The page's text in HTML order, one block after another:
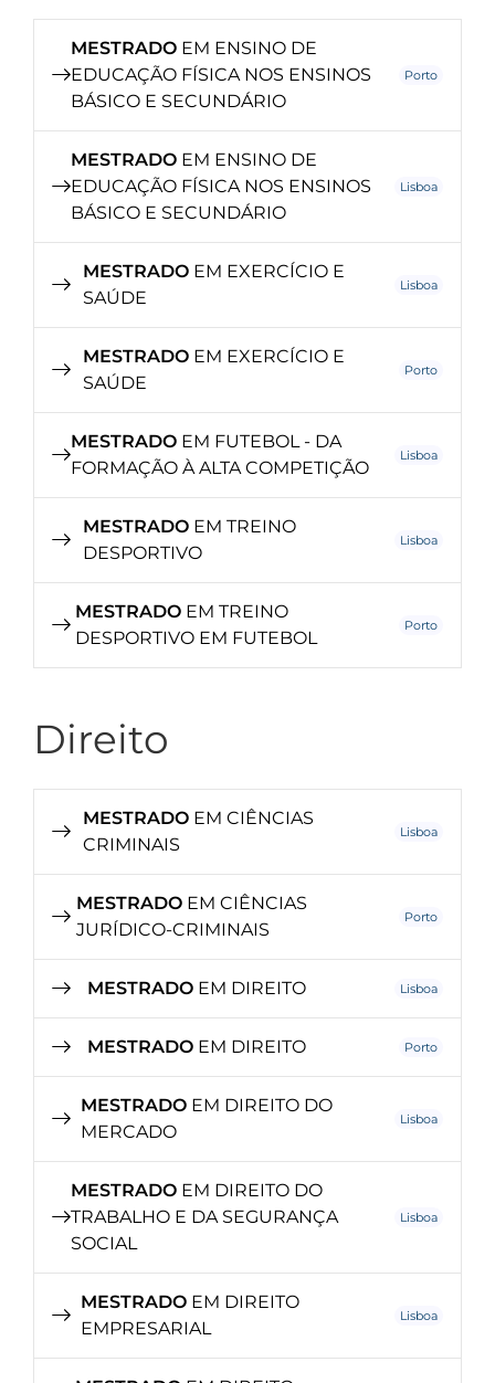
MESTRADO EM ENSINO DE
EDUCAÇÃO FÍSICA NOS ENSINOS
BÁSICO E SECUNDÁRIO
Porto
MESTRADO EM ENSINO DE
EDUCAÇÃO FÍSICA NOS ENSINOS
BÁSICO E SECUNDÁRIO
Lisboa
MESTRADO EM EXERCÍCIO E
SAÚDE
Lisboa
MESTRADO EM EXERCÍCIO E
SAÚDE
Porto
MESTRADO EM FUTEBOL - DA
FORMAÇÃO À ALTA COMPETIÇÃO
Lisboa
MESTRADOEM TREINO
DESPORTIVO
Lisboa
MESTRADO EM TREINO
DESPORTIVO EM FUTEBOL
Porto
Direito
MESTRADOEM CIÊNCIAS
CRIMINAIS
Lisboa
MESTRADO EM CIÊNCIAS
JURÍDICO-CRIMINAIS
Porto
MESTRADO EM DIREITO Lisboa
MESTRADO EM DIREITO Porto
MESTRADO EM DIREITO DO
MERCADO
Lisboa
MESTRADO EM DIREITO DO
TRABALHO E DA SEGURANÇA
SOCIAL
Lisboa
MESTRADO EM DIREITO
EMPRESARIAL
Lisboa